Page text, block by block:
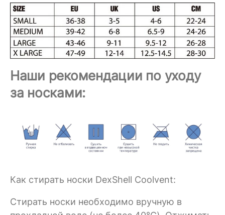
Наши рекомендации по уходу
за носками:
Как стирать носки DexShell Coolvent:
Стирать носки необходимо вручную в